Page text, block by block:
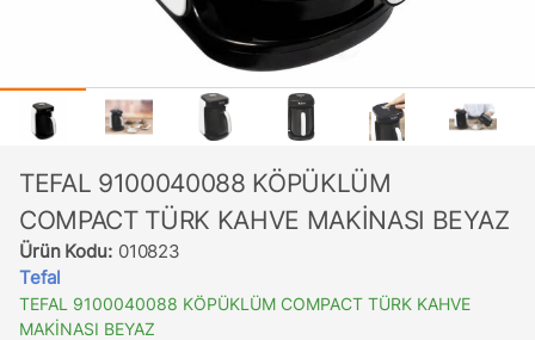
TEFAL 9100040088 KÖPÜKLÜM
COMPACT TÜRK KAHVE MAKİNASI BEYAZ
Ürün Kodu: 010823
Tefal
TEFAL 9100040088 KÖPÜKLÜM COMPACT TÜRK KAHVE
MAKİNASI BEYAZ